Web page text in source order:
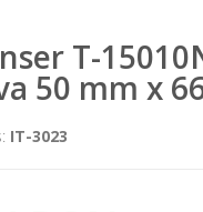
T-
50 mm x
IT-3023